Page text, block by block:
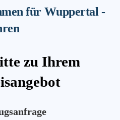
für Wuppertal -
zu Ihrem